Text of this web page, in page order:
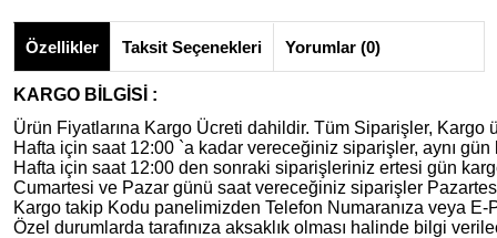
Özellikler Taksit Seçenekleri Yorumlar (0)
KARGO BİLGİSİ :
Ürün Fiyatlarına Kargo Ücreti dahildir. Tüm Siparişler,
Hafta için saat 12:00 `a kadar vereceğiniz siparişler, aynı
Hafta için saat 12:00 den sonraki siparişleriniz ertesi gün
Cumartesi ve Pazar günü saat vereceğiniz siparişler
Kargo takip Kodu panelimizden Telefon Numaranıza veya E-
Özel durumlarda tarafınıza aksaklık olması halinde bilgi